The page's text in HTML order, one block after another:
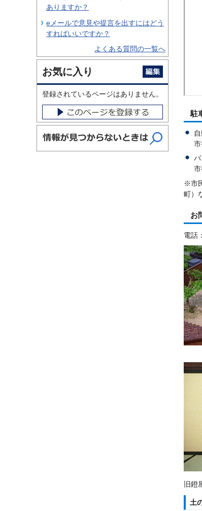
駐
バ
※市
町）
お
電話
旧鐙
土
ありますか？
eメールで意見や提言を出すにはどう
すればいいですか？
よくある質問の一覧へ
お気に入り
登録されているページはありません。